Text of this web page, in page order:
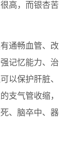
高，而银杏苦
通畅血管、改
记忆能力、治
以保护肝脏、
支气管收缩，
、脑卒中、器